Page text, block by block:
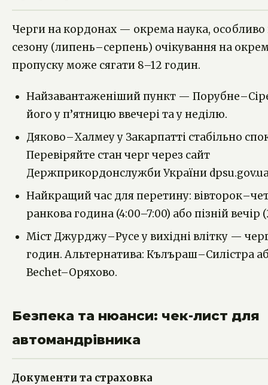
Черги на кордонах — окрема наука, особливо
сезону (липень–серпень) очікування на
пропуску може сягати 8–12 годин.
Найзавантаженіший пункт —
його у п’ятницю ввечері та у неділю.
Дяково–Халмеу у Закарпатті стабільно
Перевіряйте стан черг через сайт
Держприкордонслужби України
Найкращий час для перетину:
ранкова година (4:00–7:00) або пізній вечір
Міст Джурджу–Русе у вихідні влітку —
годин. Альтернатива: Кълъраш–Силістра
Bechet–Оряхово.
Безпека та нюанси: чек-лист для
автомандрівника
Документи та страховка